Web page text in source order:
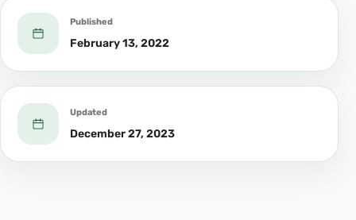
Published
February 13, 2022
Updated
December 27, 2023